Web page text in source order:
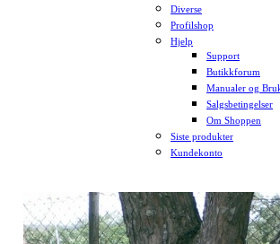
Diverse
Profilshop
Hjelp
Support
Butikkforum
Manualer og
Salgsbetingelser
Om Shoppen
Siste produkter
Kundekonto